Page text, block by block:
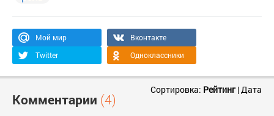
Мой мир
Вконтакте
Twitter
Одноклассники
Комментарии (4)
Сортировка: Рейтинг|Дата